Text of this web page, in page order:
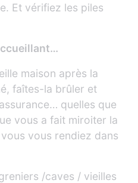
Et vérifiez les piles
maison après la
faîtes-la brûler et
quelles que
vous a fait miroiter la
vous rendiez dans
/caves / vieilles